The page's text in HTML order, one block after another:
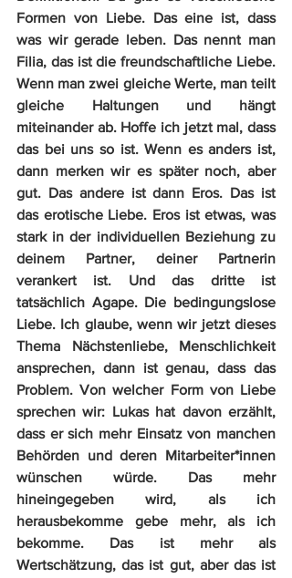
Formen von Liebe. Das eine ist, dass
was wir gerade leben. Das nennt man
Filia, das ist die freundschaftliche Liebe.
Wenn man zwei gleiche Werte, man teilt
gleiche Haltungen und hängt
miteinander ab. Hoffe ich jetzt mal, dass
das bei uns so ist. Wenn es anders ist,
dann merken wir es später noch, aber
gut. Das andere ist dann Eros. Das ist
das erotische Liebe. Eros ist etwas, was
stark in der individuellen Beziehung zu
deinem Partner, deiner Partnerin
verankert ist. Und das dritte ist
tatsächlich Agape. Die bedingungslose
Liebe. Ich glaube, wenn wir jetzt dieses
Thema Nächstenliebe, Menschlichkeit
ansprechen, dann ist genau, dass das
Problem. Von welcher Form von Liebe
sprechen wir: Lukas hat davon erzählt,
dass er sich mehr Einsatz von manchen
Behörden und deren Mitarbeiter*innen
wünschen würde. Das mehr
hineingegeben wird, als ich
herausbekomme gebe mehr, als ich
bekomme. Das ist mehr als
Wertschätzung, das ist gut, aber das ist